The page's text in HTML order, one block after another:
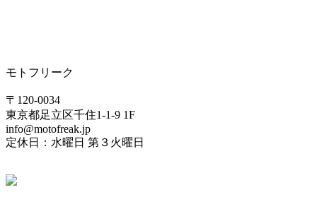
モトフリーク
〒120-0034
東京都足立区千住1-1-9 1F
info@motofreak.jp
定休日：水曜日 第３火曜日